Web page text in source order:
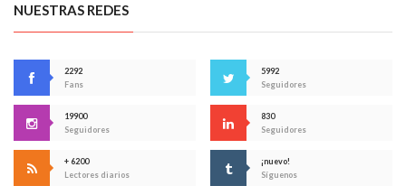
NUESTRAS REDES
2292
Fans
5992
Seguidores
19900
Seguidores
830
Seguidores
+ 6200
Lectores diarios
¡nuevo!
Síguenos